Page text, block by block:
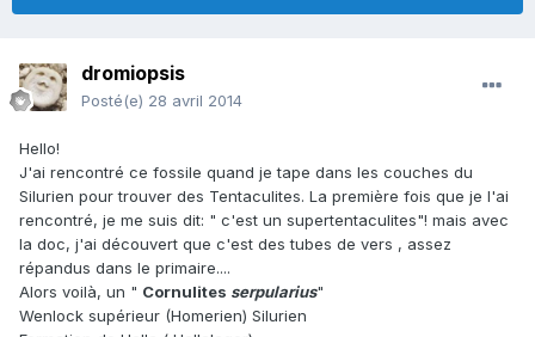
dromiopsis
Posté(e) 28 avril 2014
Hello!
J'ai rencontré ce fossile quand je tape dans les couches du
Silurien pour trouver des Tentaculites. La première fois que je l'ai
rencontré, je me suis dit: " c'est un supertentaculites"! mais avec
la doc, j'ai découvert que c'est des tubes de vers , assez
répandus dans le primaire....
Alors voilà, un " Cornulites serpularius"
Wenlock supérieur (Homerien) Silurien